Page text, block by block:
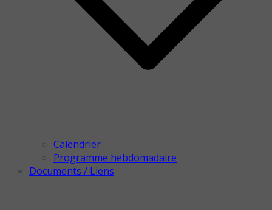
Calendrier
Programme hebdomadaire
Documents / Liens